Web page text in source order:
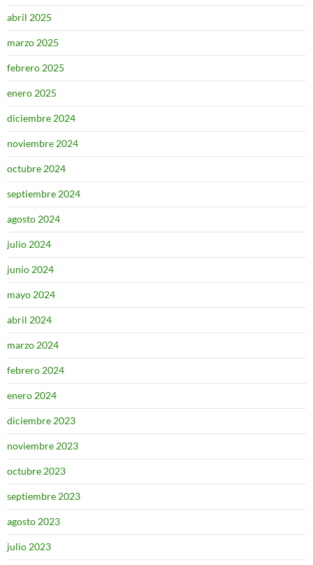
abril 2025
marzo 2025
febrero 2025
enero 2025
diciembre 2024
noviembre 2024
octubre 2024
septiembre 2024
agosto 2024
julio 2024
junio 2024
mayo 2024
abril 2024
marzo 2024
febrero 2024
enero 2024
diciembre 2023
noviembre 2023
octubre 2023
septiembre 2023
agosto 2023
julio 2023